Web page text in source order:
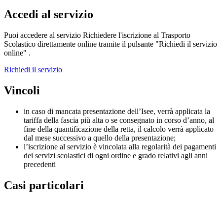
Accedi al servizio
Puoi accedere al servizio Richiedere l'iscrizione al Trasporto
Scolastico direttamente online tramite il pulsante "Richiedi il servizio
online" .
Richiedi il servizio
Vincoli
in caso di mancata presentazione dell’Isee, verrà applicata la
tariffa della fascia più alta o se consegnato in corso d’anno, al
fine della quantificazione della retta, il calcolo verrà applicato
dal mese successivo a quello della presentazione;
l’iscrizione al servizio è vincolata alla regolarità dei pagamenti
dei servizi scolastici di ogni ordine e grado relativi agli anni
precedenti
Casi particolari